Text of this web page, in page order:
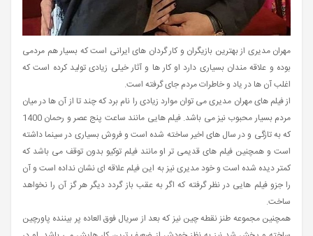
مهران مدیری از بهترین بازیگران و کار گردان های ایرانی است که بسیار هم مردمی
بوده و علاقه مندان بسیاری دارد او کار ها و آثار خیلی زیادی تولید کرده است که
اغلب آن ها در یاد و خاطرات مردم جای گرفته است.
از فیلم های مهران مدیری می توان موارد زیادی را نام برد که چند تا از آن ها در میان
مردم بسیار محبوب نیز می باشد. فیلم هایی مانند ساعت پنج عصر و رحمان 1400
که به تازگی و در سال های اخیر ساخته شده است و فروش بسیاری در سینما داشته
است و همچنین فیلم های قدیمی تر او مانند فیلم توکیو بدون توقف می باشد که
کمتر دیده شده است و خود مدیری نیز به این فیلم علاقه ای نشان نداده است و آن
را جزو فیلم هایی در نظر گرفته که اگر به عقب باز گردد دیگر هر گز آن را نخواهد
ساخت.
همچنین مجموعه طنز نقطه چین نیز که بعد از سریال فوق العاده پر بیننده پاورچین